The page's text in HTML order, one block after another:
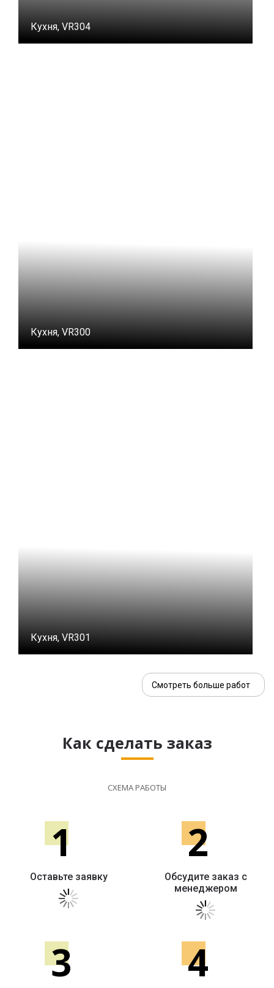
Кухня, VR304
Кухня, VR300
Кухня, VR301
Смотреть больше работ
Как сделать заказ
СХЕМА РАБОТЫ
1
Оставьте заявку
2
Обсудите заказ с
менеджером
3 4